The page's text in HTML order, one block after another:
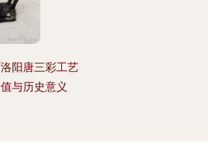
阳唐三彩工艺
与历史意义